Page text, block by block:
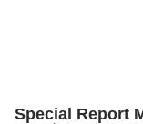
Special Report